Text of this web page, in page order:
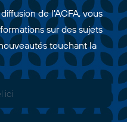
de l'ACFA, vous
sur des sujets
touchant la